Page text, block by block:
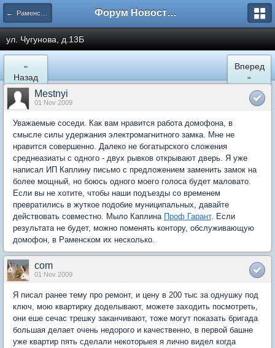
← Раменское Форум Новостройки
ул. Чугунова, д.13Б
«
Назад
Вперед
»
Mestnyi
01 Nov 2009
Уважаемые соседи. Как вам нравится работа домофона, в
смысле силы удержания электромагнитного замка. Мне не
нравится совершенно. Далеко не богатырского сложения
среднеазиаты с одного - двух рывков открывают дверь. Я уже
написал ИП Каплину письмо с предложением заменить замок на
более мощный, но боюсь одного моего голоса будет маловато.
Если вы не хотите, чтобы наши подъезды со временем
превратились в жуткое подобие муниципальных, давайте
действовать совместно. Мыло Каплина Проф Гарант. Если
результата не будет, можно поменять контору, обслуживающую
домофон, в Раменском их несколько.
com
01 Nov 2009
Я писал ранее тему про ремонт, и цену в 200 тыс за однушку под
ключ, мою квартирку доделывают, можете заходить посмотреть,
они еше сечас трешку заканчивают, тоже могут показать бригада
большая делает очень недорого и качественно, в первой башне
уже квартир пять сделали некоторыея я лично видел когда